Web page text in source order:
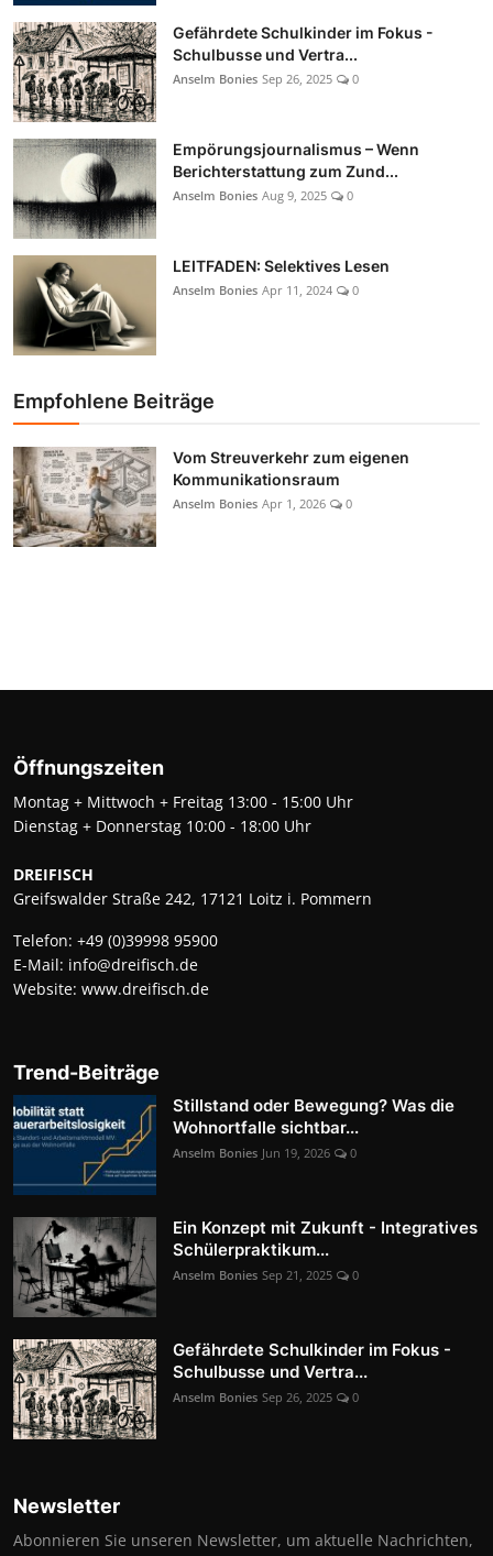
Gefährdete Schulkinder im Fokus -
Schulbusse und Vertra...
Anselm Bonies Sep 26, 2025 0
Empörungsjournalismus – Wenn
Berichterstattung zum Zund...
Anselm Bonies Aug 9, 2025 0
LEITFADEN: Selektives Lesen
Anselm Bonies Apr 11, 2024 0
Empfohlene Beiträge
Vom Streuverkehr zum eigenen
Kommunikationsraum
Anselm Bonies Apr 1, 2026 0
Öffnungszeiten
Montag + Mittwoch + Freitag 13:00 - 15:00 Uhr
Dienstag + Donnerstag 10:00 - 18:00 Uhr
DREIFISCH
Greifswalder Straße 242, 17121 Loitz i. Pommern
Telefon: +49 (0)39998 95900
E-Mail: info@dreifisch.de
Website: www.dreifisch.de
Trend-Beiträge
Stillstand oder Bewegung? Was die
Wohnortfalle sichtbar...
Anselm Bonies Jun 19, 2026 0
Ein Konzept mit Zukunft - Integratives
Schülerpraktikum...
Anselm Bonies Sep 21, 2025 0
Gefährdete Schulkinder im Fokus -
Schulbusse und Vertra...
Anselm Bonies Sep 26, 2025 0
Newsletter
Abonnieren Sie unseren Newsletter, um aktuelle Nachrichten,